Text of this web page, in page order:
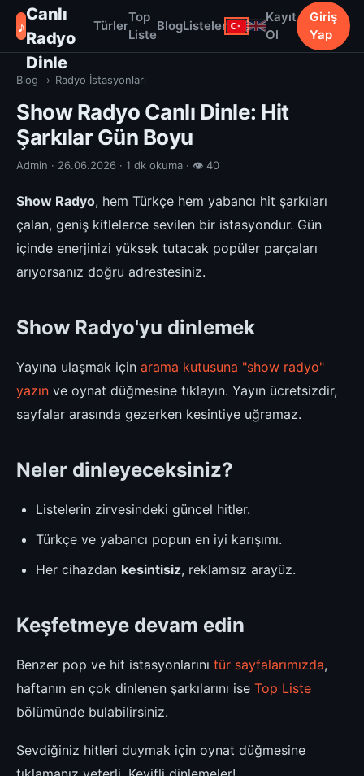
♪
Canlı
Radyo
Dinle
Türler
Top
Liste
BlogListeler
Kayıt
Ol
Giriş
Yap
Blog › Radyo İstasyonları
Show Radyo Canlı Dinle: Hit
Şarkılar Gün Boyu
Admin · 26.06.2026 · 1 dk okuma · 👁 40
Show Radyo, hem Türkçe hem yabancı hit şarkıları
çalan, geniş kitlelerce sevilen bir istasyondur. Gün
içinde enerjinizi yüksek tutacak popüler parçaları
arıyorsanız doğru adrestesiniz.
Show Radyo'yu dinlemek
Yayına ulaşmak için arama kutusuna "show radyo"
yazın ve oynat düğmesine tıklayın. Yayın ücretsizdir,
sayfalar arasında gezerken kesintiye uğramaz.
Neler dinleyeceksiniz?
Listelerin zirvesindeki güncel hitler.
Türkçe ve yabancı popun en iyi karışımı.
Her cihazdan kesintisiz, reklamsız arayüz.
Keşfetmeye devam edin
Benzer pop ve hit istasyonlarını tür sayfalarımızda,
haftanın en çok dinlenen şarkılarını ise Top Liste
bölümünde bulabilirsiniz.
Sevdiğiniz hitleri duymak için oynat düğmesine